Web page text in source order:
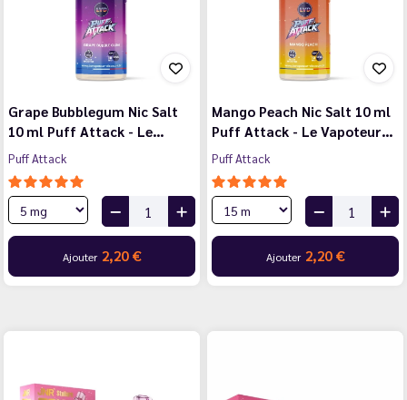
Grape Bubblegum Nic Salt
10 ml Puff Attack - Le…
Puff Attack
Ajouter 2,20 €
Mango Peach Nic Salt 10 ml
Puff Attack - Le Vapoteur…
Puff Attack
Ajouter 2,20 €